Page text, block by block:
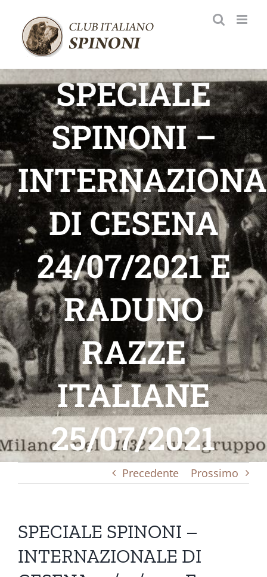
contenuto
SPECIALE
SPINONI –
DI CESENA
24/07/2021 E
RADUNO
RAZZE
ITALIANE
25/07/2021
Precedente Prossimo
SPECIALE SPINONI –
INTERNAZIONALE DI